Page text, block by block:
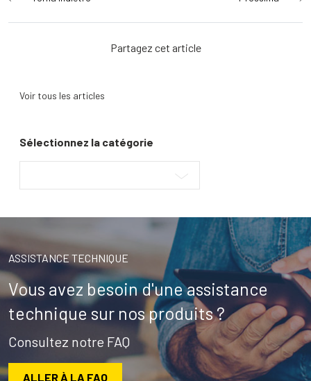
de
Partagez cet article
Voir tous les articles
Sélectionnez la catégorie
ASSISTANCE TECHNIQUE
Vous avez besoin d'une assistance
technique sur nos produits ?
Consultez notre FAQ
ALLER À LA FAQ